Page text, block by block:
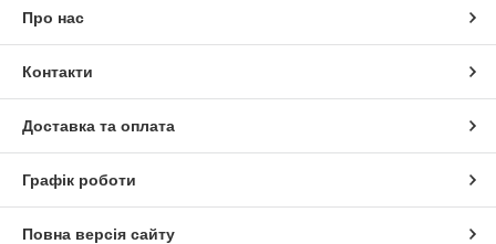
Про нас
Контакти
Доставка та оплата
Графік роботи
Повна версія сайту